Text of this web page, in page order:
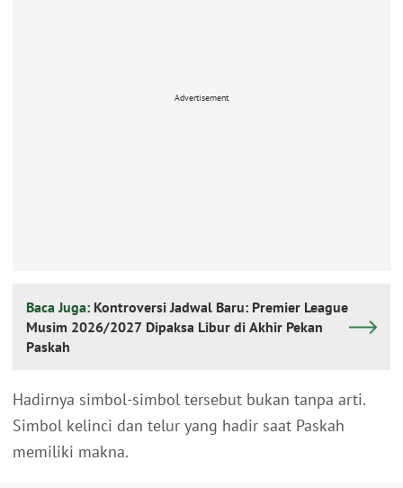
Advertisement
Baca Juga: Kontroversi Jadwal Baru: Premier League
Musim 2026/2027 Dipaksa Libur di Akhir Pekan
Paskah
Hadirnya simbol-simbol tersebut bukan tanpa arti.
Simbol kelinci dan telur yang hadir saat Paskah
memiliki makna.